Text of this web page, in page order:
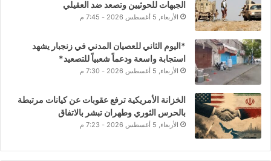
الجبهات للحوثيين وتصعد ضد العقيلي
الأربعاء, 5 أغسطس 2026 - 7:45 م
*اليوم الثاني للعصيان المدني في زنجبار يشهد
استجابة واسعة ودعماً شعبياً للتصعيد*
الأربعاء, 5 أغسطس 2026 - 7:30 م
الخزانة الأمريكية ترفع عقوبات عن كيانات مرتبطة
بالحرس الثوري وطهران تبشر بالاتفاق
الأربعاء, 5 أغسطس 2026 - 7:23 م